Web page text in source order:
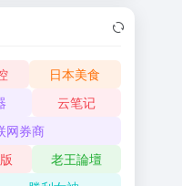
日本美食
云笔记
网券商
老王論壇